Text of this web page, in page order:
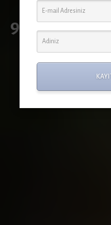
9290’a bir